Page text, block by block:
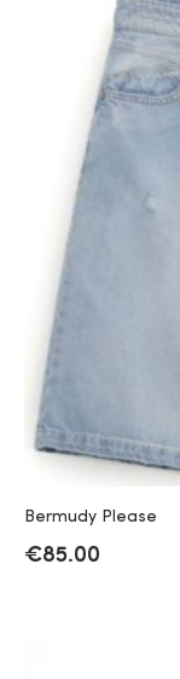
Bermudy Please
€85.00